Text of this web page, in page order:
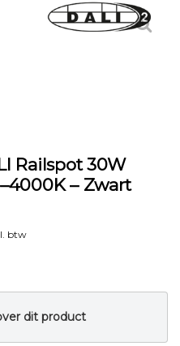
Railspot 30W
– Zwart
btw
dit product